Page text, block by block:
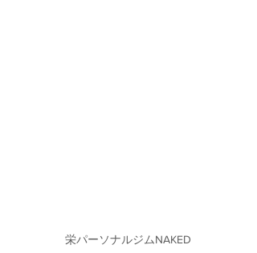
栄パーソナルジムNAKED